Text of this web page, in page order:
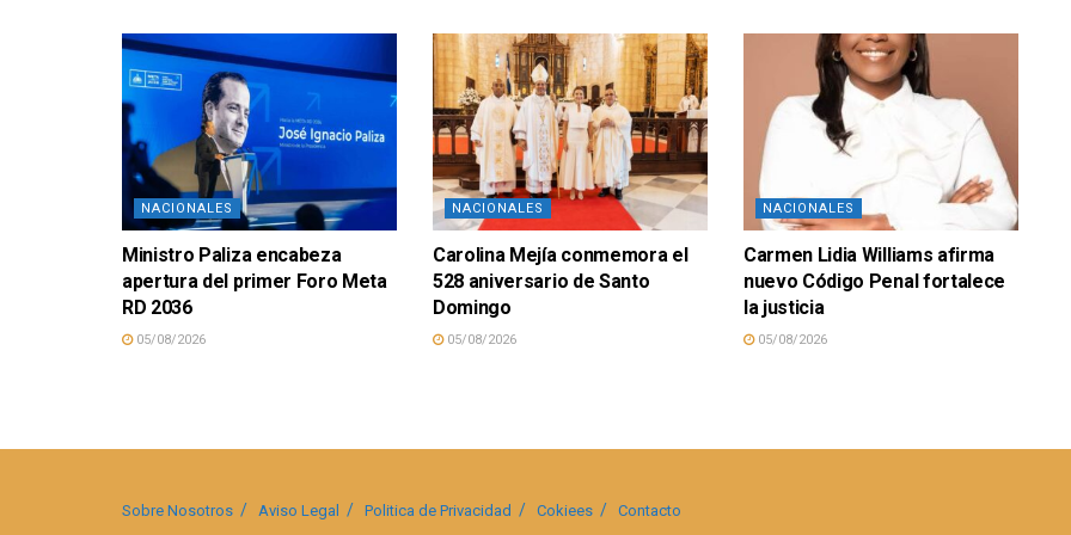
NACIONALES
Ministro Paliza encabeza
apertura del primer Foro Meta
RD 2036
05/08/2026
NACIONALES
Carolina Mejía conmemora el
528 aniversario de Santo
Domingo
05/08/2026
NACIONALES
Carmen Lidia Williams afirma
nuevo Código Penal fortalece
la justicia
05/08/2026
Sobre Nosotros Aviso Legal Politica de Privacidad Cokiees Contacto